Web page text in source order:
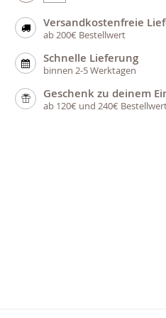
Versandkostenfreie
ab 200€ Bestellwert
Schnelle Lieferung
binnen 2-5 Werktagen
Geschenk zu deinem
ab 120€ und 240€